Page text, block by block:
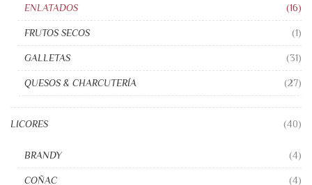
ENLATADOS (16)
FRUTOS SECOS (1)
GALLETAS (31)
QUESOS & CHARCUTERÍA (27)
LICORES (40)
BRANDY (4)
COÑAC (4)